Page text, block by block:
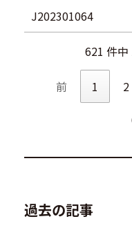
J202301064
621 件中
前 1 2
過去の記事